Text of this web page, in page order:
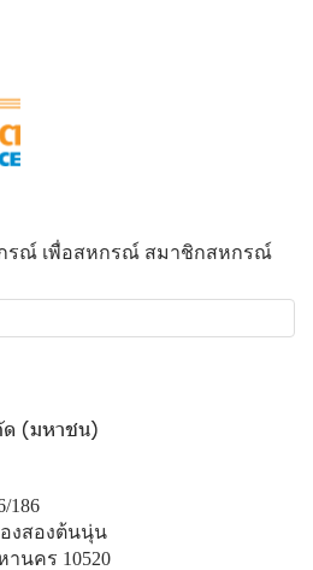
รณ์ เพื่อสหกรณ์ สมาชิกสหกรณ์
(มหาชน)
186
งสองต้นนุ่น
านคร 10520